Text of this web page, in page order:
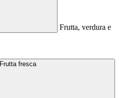
Frutta, verdura e
Frutta fresca